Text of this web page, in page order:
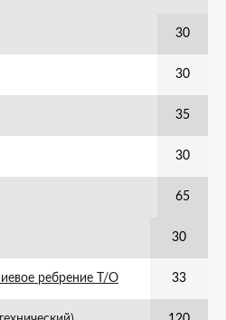
30
30
35
30
65
30
ребрение Т/О 33